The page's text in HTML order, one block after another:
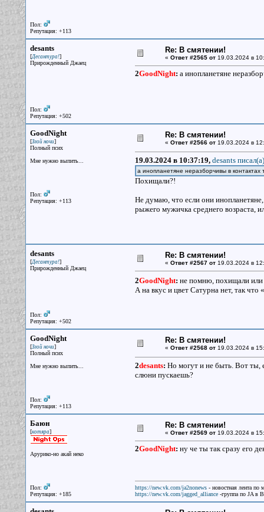
Пол:
Репутация: +113
desants
[Десантура!]
Прирожденный Джаец
Пол:
Репутация: +502
Re: В смятении!
« Ответ #2565 от19.03.2024 в
2GoodNight: а инопланетяне
GoodNight
[Злой ночи]
Полный псих
Мне нужно выпить...
Пол:
Репутация: +113
Re: В смятении!
« Ответ #2566 от19.03.2024 в
19.03.2024 в 10:37:19, desants писал(a)
а инопланетяне неразборчивы в
Похищали?!
Не думаю, что если они
рыжего мужичка среднего возраста,
desants
[Десантура!]
Прирожденный Джаец
Пол:
Репутация: +502
Re: В смятении!
« Ответ #2567 от19.03.2024 в
2GoodNight: не помню, похищали или
А на вкус и цвет Сатурна нет, так
GoodNight
[Злой ночи]
Полный псих
Мне нужно выпить...
Пол:
Репутация: +113
Re: В смятении!
« Ответ #2568 от19.03.2024 в
2desants: Но могут и не быть. Вот ты,
слюни пускаешь?
Баюн
[котяра]
Арурико-но акай неко
Пол:
Репутация: +185
Re: В смятении!
« Ответ #2569 от19.03.2024 в
2GoodNight: ну че ты так сразу его
https://new.vk.com/ja2nonews- новостная лента по
https://new.vk.com/jagged_alliance-группа по JA в